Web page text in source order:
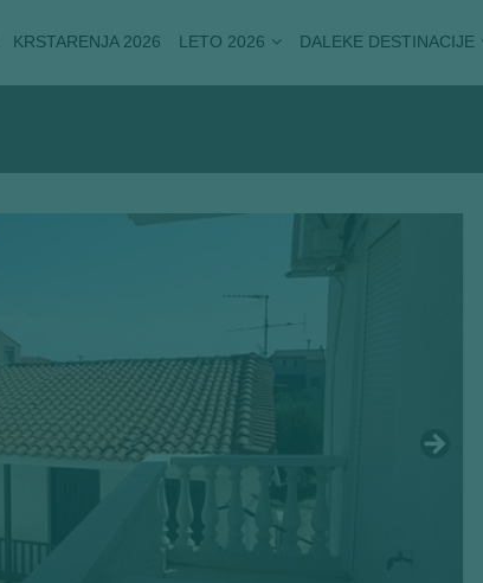
KRSTARENJA 2026 LETO 2026 DALEKE DESTINACIJE